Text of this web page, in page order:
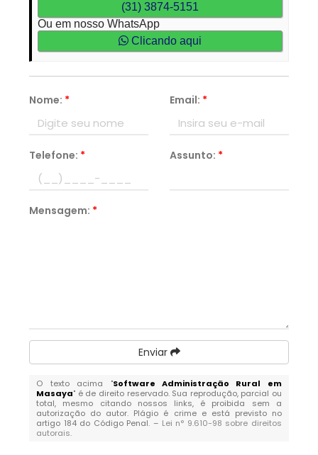
(31) 3874-5151
Ou em nosso WhatsApp
Clicando aqui
Nome: * Email: *
Telefone: * Assunto: *
Mensagem: *
Enviar
O texto acima "Software Administração Rural em
Masaya" é de direito reservado. Sua reprodução, parcial ou
total, mesmo citando nossos links, é proibida sem a
autorização do autor. Plágio é crime e está previsto no
artigo 184 do Código Penal. – Lei n° 9.610-98 sobre direitos
autorais.